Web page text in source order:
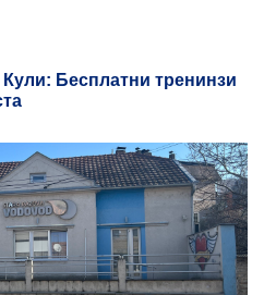
Бесплатни тренинзи